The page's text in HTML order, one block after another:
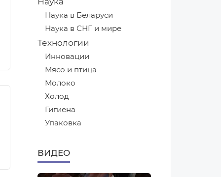
Наука в Беларуси
Наука в СНГ и мире
Технологии
Инновации
Мясо и птица
Молоко
Холод
Гигиена
Упаковка
ВИДЕО